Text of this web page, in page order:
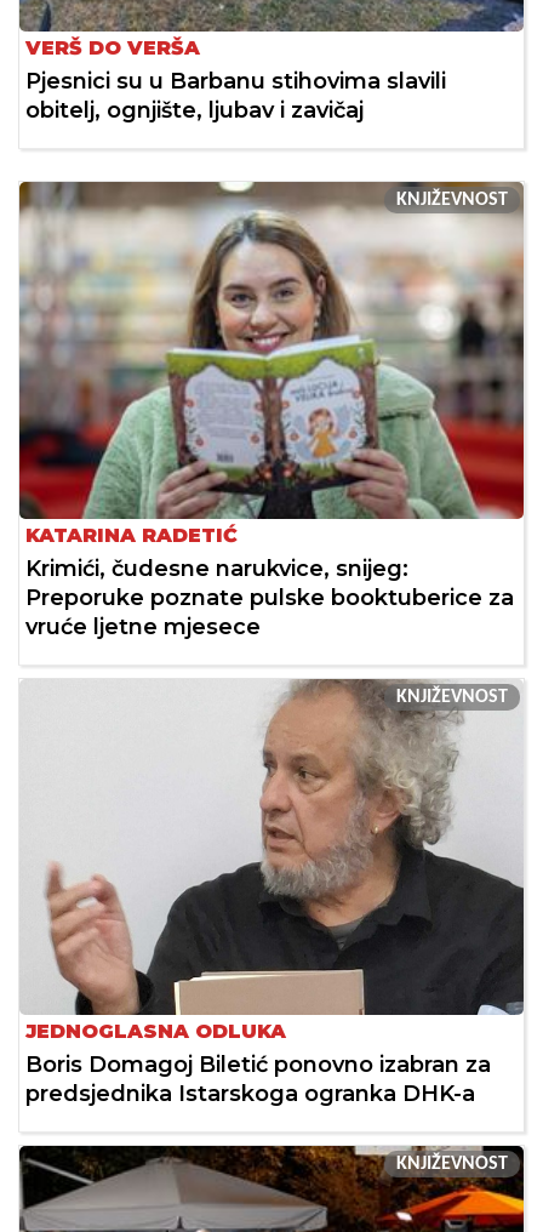
VERŠ DO VERŠA
Pjesnici su u Barbanu stihovima slavili
obitelj, ognjište, ljubav i zavičaj
KNJIŽEVNOST
KATARINA RADETIĆ
Krimići, čudesne narukvice, snijeg:
Preporuke poznate pulske booktuberice za
vruće ljetne mjesece
KNJIŽEVNOST
JEDNOGLASNA ODLUKA
Boris Domagoj Biletić ponovno izabran za
predsjednika Istarskoga ogranka DHK-a
KNJIŽEVNOST